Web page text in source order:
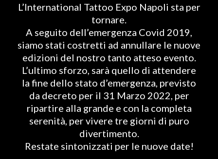
L’International Tattoo Expo Napoli sta per
tornare.
A seguito dell’emergenza Covid 2019,
siamo stati costretti ad annullare le nuove
edizioni del nostro tanto atteso evento.
L’ultimo sforzo, sarà quello di attendere
la fine dello stato d’emergenza, previsto
da decreto per il 31 Marzo 2022, per
ripartire alla grande e con la completa
serenità, per vivere tre giorni di puro
divertimento.
Restate sintonizzati per le nuove date!